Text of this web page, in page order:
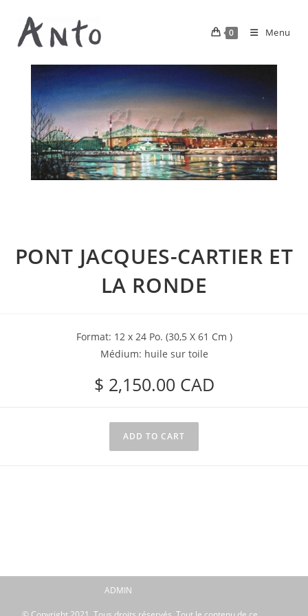
0 Menu
PONT JACQUES-CARTIER ET
LA RONDE
Format: 12 x 24 Po. (30,5 X 61 Cm )
Médium: huile sur toile
$ 2,150.00 CAD
ADD TO CART
ADMIN